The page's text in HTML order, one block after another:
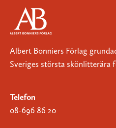
Albert Bonniers Förlag
Sveriges största skönlitterära
Telefon
08-696 86 20